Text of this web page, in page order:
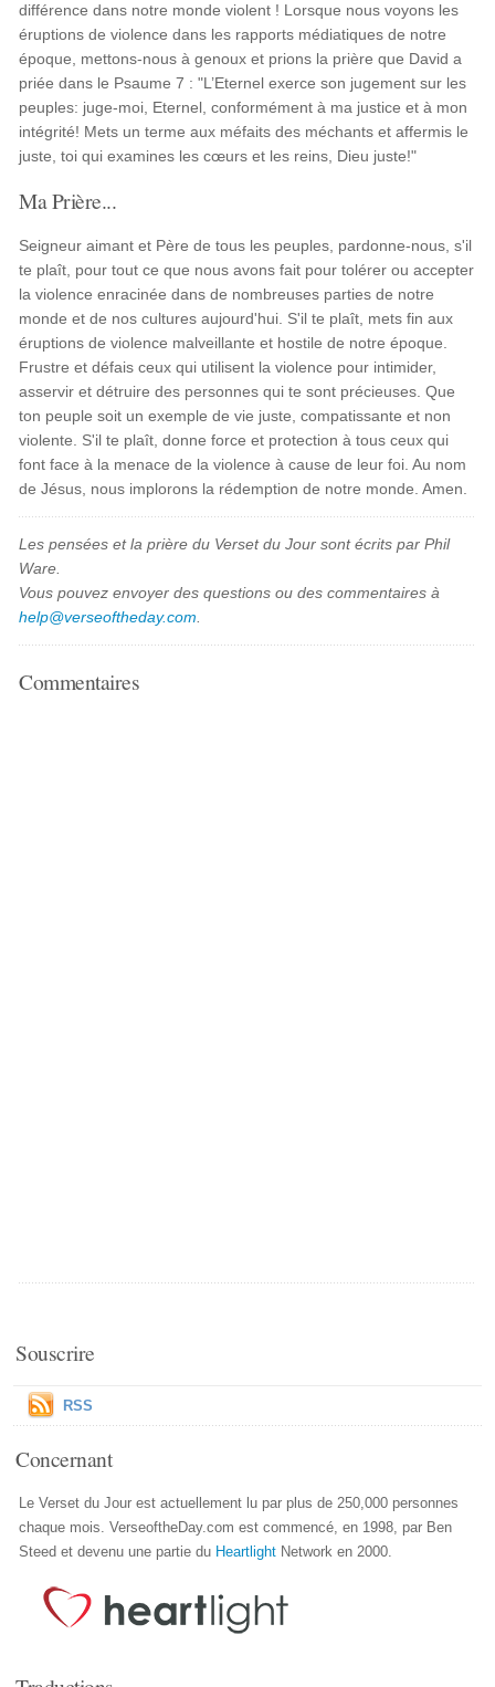
différence dans notre monde violent ! Lorsque nous voyons les
éruptions de violence dans les rapports médiatiques de notre
époque, mettons-nous à genoux et prions la prière que David a
priée dans le Psaume 7 : "L’Eternel exerce son jugement sur les
peuples: juge-moi, Eternel, conformément à ma justice et à mon
intégrité! Mets un terme aux méfaits des méchants et affermis le
juste, toi qui examines les cœurs et les reins, Dieu juste!"
Ma Prière...
Seigneur aimant et Père de tous les peuples, pardonne-nous, s'il
te plaît, pour tout ce que nous avons fait pour tolérer ou accepter
la violence enracinée dans de nombreuses parties de notre
monde et de nos cultures aujourd'hui. S'il te plaît, mets fin aux
éruptions de violence malveillante et hostile de notre époque.
Frustre et défais ceux qui utilisent la violence pour intimider,
asservir et détruire des personnes qui te sont précieuses. Que
ton peuple soit un exemple de vie juste, compatissante et non
violente. S'il te plaît, donne force et protection à tous ceux qui
font face à la menace de la violence à cause de leur foi. Au nom
de Jésus, nous implorons la rédemption de notre monde. Amen.
Les pensées et la prière du Verset du Jour sont écrits par Phil
Ware.
Vous pouvez envoyer des questions ou des commentaires à
help@verseoftheday.com
Commentaires
Souscrire
RSS
Concernant
Le Verset du Jour est actuellement lu par plus de 250,000 personnes
chaque mois. VerseoftheDay.com est commencé, en 1998, par Ben
Steed et devenu une partie du Heartlight Network en 2000.